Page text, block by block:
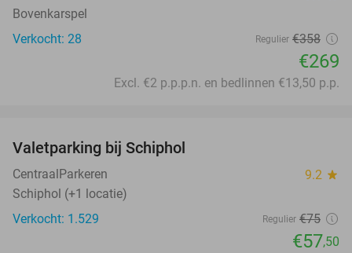
Bovenkarspel
Verkocht: 28
Regulier €358
€269
Excl. €2 p.p.p.n. en bedlinnen €13,50 p.p.
Valetparking bij Schiphol
CentraalParkeren 9.2 star
Schiphol (+1 locatie)
Verkocht: 1.529
Regulier €75
€57,50